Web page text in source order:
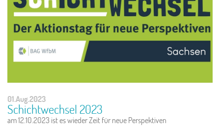
01.Aug.2023
Schichtwechsel 2023
am 12.10.2023 ist es wieder Zeit für neue Perspektiven